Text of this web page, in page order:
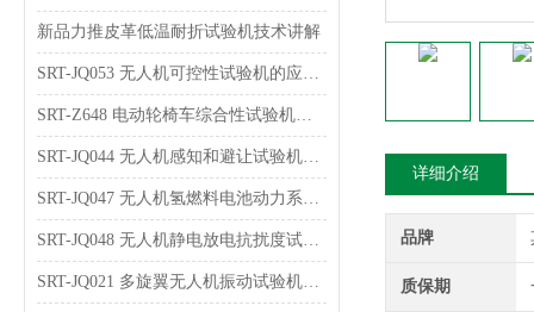
新品力推皮革低温耐折试验机技术讲解
SRT-JQ053 无人机可控性试验机的应用介绍 可按需定制
SRT-Z648 电动轮椅车综合性试验机的特点有哪些
SRT-JQ044 无人机感知和避让试验机可以用在哪些方面
SRT-JQ047 无人机氢燃料电池动力系统试验机的简单介绍 按需定制
SRT-JQ048 无人机静电放电抗扰度试验机的应用介绍 提供技术指导
SRT-JQ021 多旋翼无人机振动试验机的应用介绍 技术说明
详细介绍
品牌
质保期